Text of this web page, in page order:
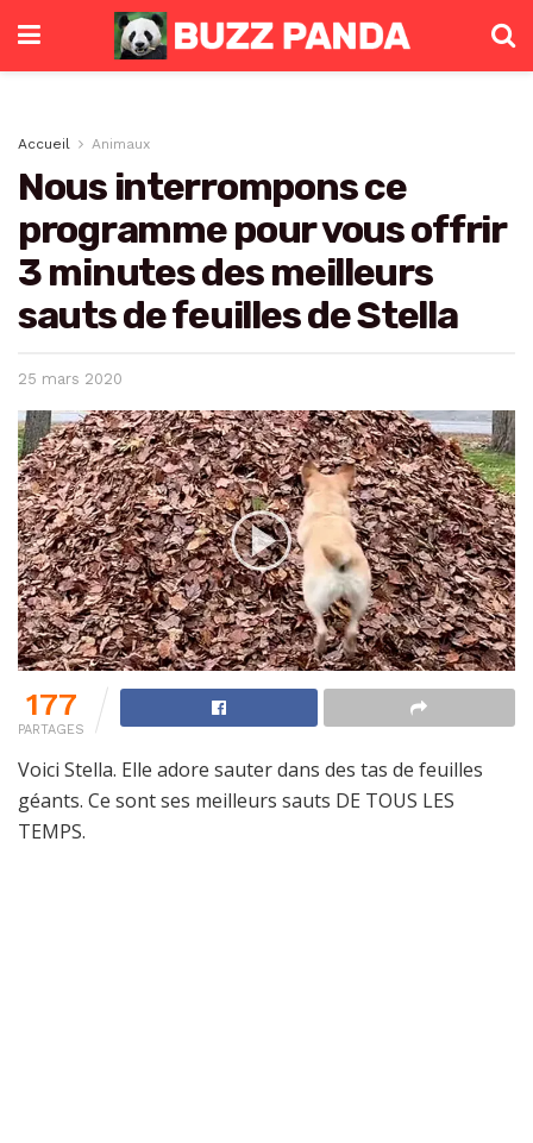
Accueil Animaux
Nous interrompons ce
programme pour vous offrir
3 minutes des meilleurs
sauts de feuilles de Stella
25 mars 2020
177
PARTAGES
Voici Stella. Elle adore sauter dans des tas de feuilles
géants. Ce sont ses meilleurs sauts DE TOUS LES
TEMPS.